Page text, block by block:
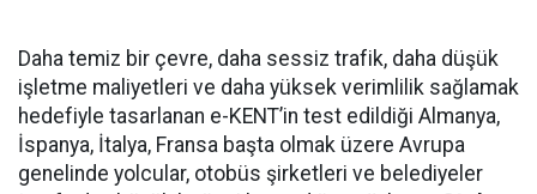
Daha temiz bir çevre, daha sessiz trafik, daha düşük
işletme maliyetleri ve daha yüksek verimlilik sağlamak
hedefiyle tasarlanan e-KENT’in test edildiği Almanya,
İspanya, İtalya, Fransa başta olmak üzere Avrupa
genelinde yolcular, otobüs şirketleri ve belediyeler